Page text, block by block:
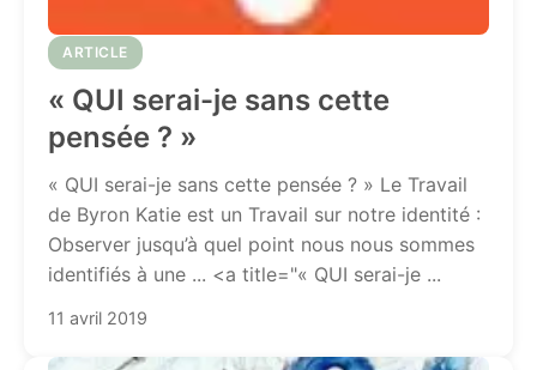
ARTICLE
« QUI serai-je sans cette
pensée ? »
« QUI serai-je sans cette pensée ? » Le Travail
de Byron Katie est un Travail sur notre identité :
Observer jusqu’à quel point nous nous sommes
identifiés à une ... <a title="« QUI serai-je ...
11 avril 2019